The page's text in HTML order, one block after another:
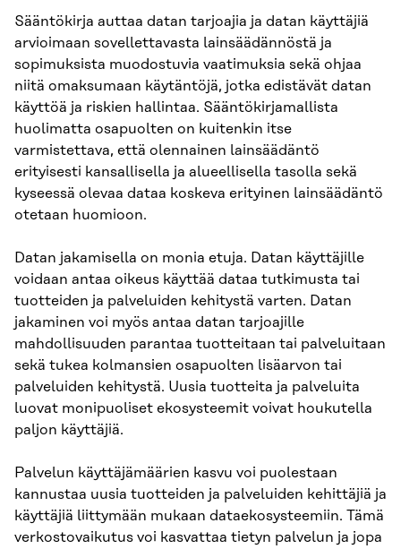
Sääntökirja auttaa datan tarjoajia ja datan käyttäjiä
arvioimaan sovellettavasta lainsäädännöstä ja
sopimuksista muodostuvia vaatimuksia sekä ohjaa
niitä omaksumaan käytäntöjä, jotka edistävät datan
käyttöä ja riskien hallintaa. Sääntökirjamallista
huolimatta osapuolten on kuitenkin itse
varmistettava, että olennainen lainsäädäntö
erityisesti kansallisella ja alueellisella tasolla sekä
kyseessä olevaa dataa koskeva erityinen lainsäädäntö
otetaan huomioon.
Datan jakamisella on monia etuja. Datan käyttäjille
voidaan antaa oikeus käyttää dataa tutkimusta tai
tuotteiden ja palveluiden kehitystä varten. Datan
jakaminen voi myös antaa datan tarjoajille
mahdollisuuden parantaa tuotteitaan tai palveluitaan
sekä tukea kolmansien osapuolten lisäarvon tai
palveluiden kehitystä. Uusia tuotteita ja palveluita
luovat monipuoliset ekosysteemit voivat houkutella
paljon käyttäjiä.
Palvelun käyttäjämäärien kasvu voi puolestaan
kannustaa uusia tuotteiden ja palveluiden kehittäjiä ja
käyttäjiä liittymään mukaan dataekosysteemiin. Tämä
verkostovaikutus voi kasvattaa tietyn palvelun ja jopa